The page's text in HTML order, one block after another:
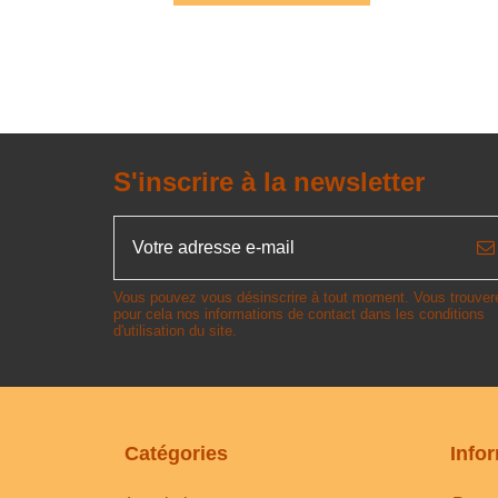
S'inscrire à la newsletter
Vous pouvez vous désinscrire à tout moment. Vous
pour cela nos informations de contact dans les conditions
d'utilisation du site.
Catégories